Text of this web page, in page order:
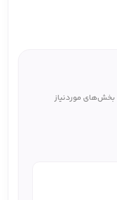
بخش‌های موردنیاز